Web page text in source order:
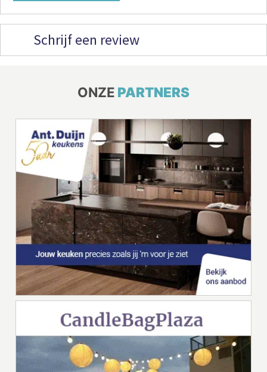
Schrijf een review
ONZE PARTNERS